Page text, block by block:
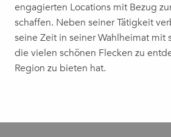
engagierten Locations mit Bezug
schaffen. Neben seiner Tätigkeit
seine Zeit in seiner Wahlheimat mit
die vielen schönen Flecken zu
Region zu bieten hat.